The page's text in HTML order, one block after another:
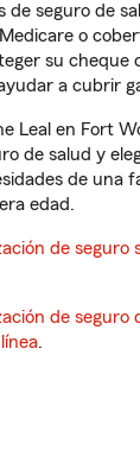
de seguro de
o
su cheque
a cubrir
Leal en Fort
de salud y
de una
edad.
de seguro
de seguro
.